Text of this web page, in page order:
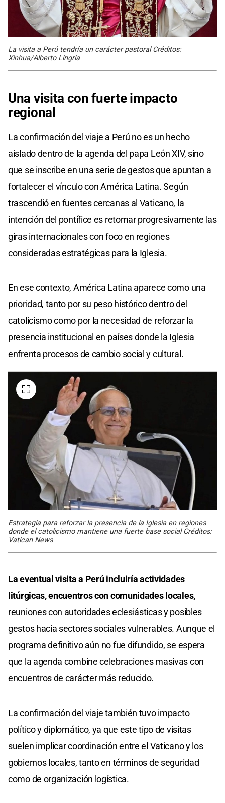
La visita a Perú tendría un carácter pastoral Créditos:
Xinhua/Alberto Lingria
Una visita con fuerte impacto
regional
La confirmación del viaje a Perú no es un hecho
aislado dentro de la agenda del papa León XIV, sino
que se inscribe en una serie de gestos que apuntan a
fortalecer el vínculo con América Latina. Según
trascendió en fuentes cercanas al Vaticano, la
intención del pontífice es retomar progresivamente las
giras internacionales con foco en regiones
consideradas estratégicas para la Iglesia.
En ese contexto, América Latina aparece como una
prioridad, tanto por su peso histórico dentro del
catolicismo como por la necesidad de reforzar la
presencia institucional en países donde la Iglesia
enfrenta procesos de cambio social y cultural.
Estrategia para reforzar la presencia de la Iglesia en regiones
donde el catolicismo mantiene una fuerte base social Créditos:
Vatican News
La eventual visita a Perú incluiría actividades
litúrgicas, encuentros con comunidades locales,
reuniones con autoridades eclesiásticas y posibles
gestos hacia sectores sociales vulnerables. Aunque el
programa definitivo aún no fue difundido, se espera
que la agenda combine celebraciones masivas con
encuentros de carácter más reducido.
La confirmación del viaje también tuvo impacto
político y diplomático, ya que este tipo de visitas
suelen implicar coordinación entre el Vaticano y los
gobiernos locales, tanto en términos de seguridad
como de organización logística.